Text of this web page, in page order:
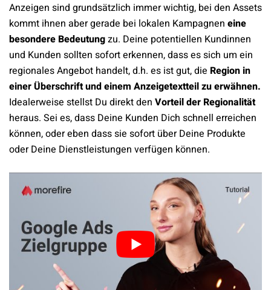
Anzeigen sind grundsätzlich immer wichtig, bei den Assets
kommt ihnen aber gerade bei lokalen Kampagnen eine
besondere Bedeutungzu. Deine potentiellen Kundinnen
und Kunden sollten sofort erkennen, dass es sich um ein
regionales Angebot handelt, d.h. es ist gut, die Region in
einer Überschrift und einem Anzeigetextteil zu erwähnen.
Idealerweise stellst Du direkt den Vorteil der Regionalität
heraus. Sei es, dass Deine Kunden Dich schnell erreichen
können, oder eben dass sie sofort über Deine Produkte
oder Deine Dienstleistungen verfügen können.